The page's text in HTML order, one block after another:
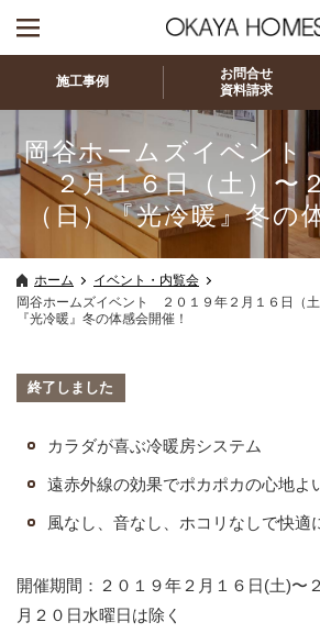
施工事例
お問合せ
資料請求
岡谷ホームズイベン
２月１６日（土）〜
（日）『光冷暖』冬の
ホーム
イベント・内覧会
岡谷ホームズイベント ２０１９年２月１６日（土
『光冷暖』冬の体感会開催！
終了しました
カラダが喜ぶ冷暖房システム
遠赤外線の効果でポカポカの心地よ
風なし、音なし、ホコリなしで快適
開催期間：２０１９年２月１６日(土)
月２０日水曜日は除く